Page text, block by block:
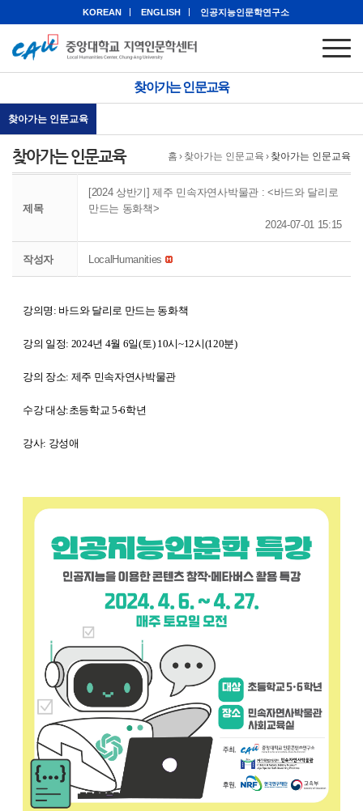
KOREAN ENGLISH 인공지능인문학연구소
찾아가는 인문교육
찾아가는 인문교육
홈 › 찾아가는 인문교육 › 찾아가는 인문교육
찾아가는 인문교육
제목
[2024 상반기] 제주 민속자연사박물관 : <바드와 달리로
만드는 동화책>
2024-07-01 15:15
작성자 LocalHumanities
강의명: 바드와 달리로 만드는 동화책
강의 일정: 2024년 4월 6일(토) 10시~12시(120분)
강의 장소: 제주 민속자연사박물관
수강 대상:초등학교 5-6학년
강사: 강성애